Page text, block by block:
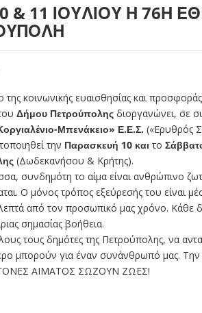
& 11 ΙΟΥΛΊΟΥ Η 76Η
της κοινωνικής ευαισθησίας και
Δήμου Πετρούπολης διοργανώνει, σε
Μπενάκειο» Ε.Ε.Σ. («Ερυθρός
την Παρασκευή 10 και το
(Δωδεκανήσου & Κρήτης).
συνδημότη το αίμα είναι ανθρώπινο
Ο μόνος τρόπος εξεύρεσής του είναι
από τον προσωπικό μας χρόνο. Κάθε
σημασίας βοήθεια.
τους δημότες της Πετρούπολης, να
μπορούν για έναν συνάνθρωπό μας. Την
ΑΙΜΑΤΟΣ ΣΩΖΟΥΝ ΖΩΕΣ!